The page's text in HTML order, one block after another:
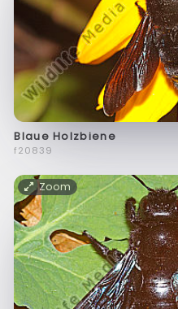
Blaue Holzbiene
f20839
Zoom